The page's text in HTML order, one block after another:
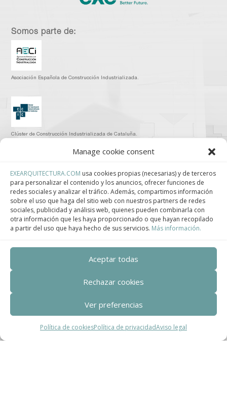
Manage cookie consent
EXEARQUITECTURA.COM usa cookies propias (necesarias) y de terceros
para personalizar el contenido y los anuncios, ofrecer funciones de
redes sociales y analizar el tráfico. Además, compartimos información
sobre el uso que haga del sitio web con nuestros partners de redes
sociales, publicidad y análisis web, quienes pueden combinarla con
otra información que les haya proporcionado o que hayan recopilado
a partir del uso que haya hecho de sus servicios. Más información.
Aceptar todas
Rechazar cookies
Ver preferencias
Política de cookiesPolítica de privacidadAviso legal
Somos parte de:
Asociación Española de Construcción Industrializada.
Clúster de Construcción Industrializada de Cataluña.
Centro de Innovación Tecnológica en Bioconstrucción y Paisajismo.
Contact
+34 932 008 035
Correo electrónico
Dirección